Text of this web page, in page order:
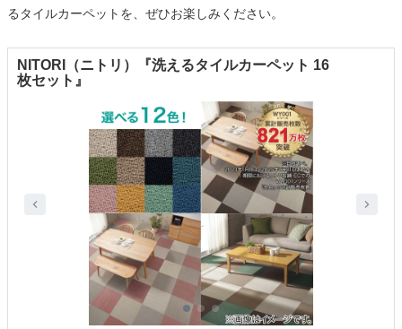
るタイルカーペットを、ぜひお楽しみください。
NITORI（ニトリ）『洗えるタイルカーペット 16
枚セット』